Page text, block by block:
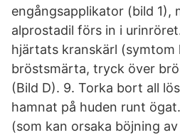
engångsapplikator (bild 1),
alprostadil förs in i
hjärtats kranskärl (symtom
bröstsmärta, tryck över
(Bild D). 9. Torka bort all
hamnat på huden runt
(som kan orsaka böjning